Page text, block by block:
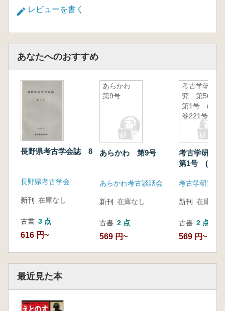
レビューを書く
あなたへのおすすめ
長野県考古学会誌 8
長野県考古学会
新刊 在庫なし
古書 3 点
616 円~
あらかわ
第9号
あらかわ 第9号
あらかわ考古談話会
新刊 在庫なし
古書 2 点
569 円~
考古学研
究 第56巻
第1号 (通
巻221号)
考古学研究
第1号 (通巻
考古学研究会
新刊 在庫なし
古書 2 点
569 円~
最近見た本